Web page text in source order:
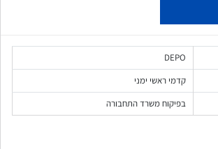
DEPO
קדמי ראשי ימני
בפיקוח משרד התחבורה